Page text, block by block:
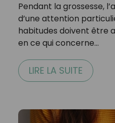
Pendant la grossesse,
d’une attention
habitudes doivent être
en ce qui concerne…
LIRE LA SUITE